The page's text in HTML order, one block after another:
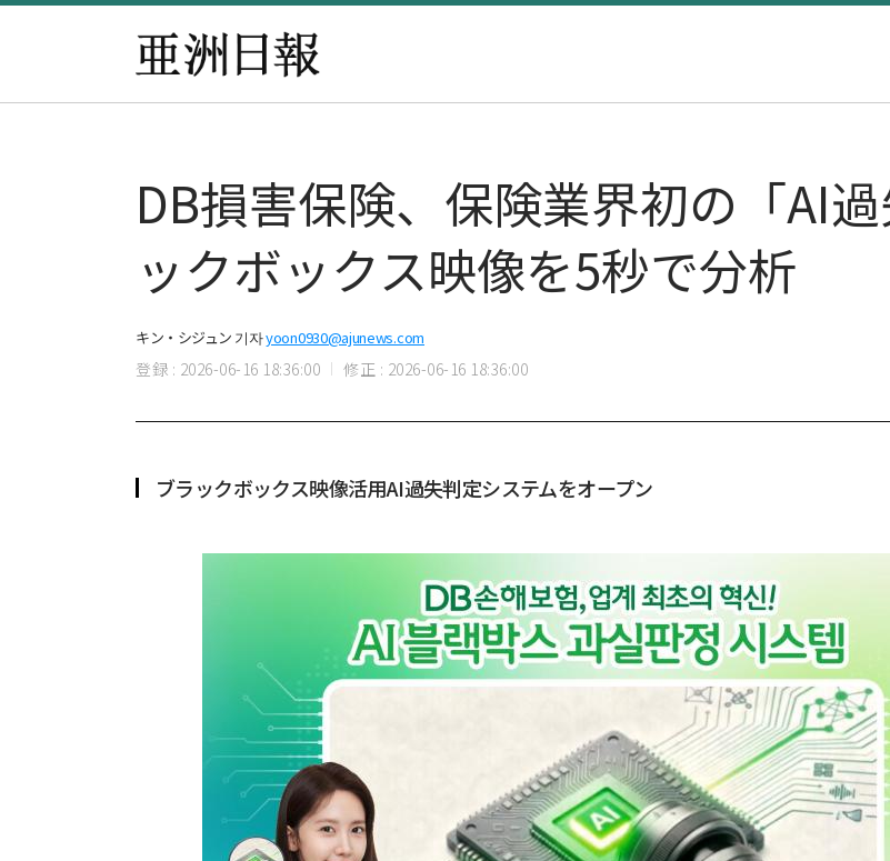
DB損害保険、保険業界初の「AI
ックボックス映像を5秒で分析
キン・シジュン 기자yoon0930@ajunews.com
登録 : 2026-06-16 18:36:00 修正 : 2026-06-16 18:36:00
ブラックボックス映像活用AI過失判定システムをオープン